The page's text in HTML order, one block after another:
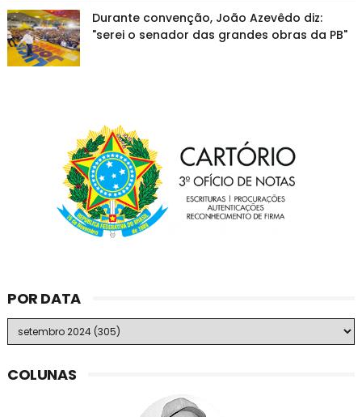
Durante convenção, João Azevêdo diz:
"serei o senador das grandes obras da PB"
POR DATA
COLUNAS